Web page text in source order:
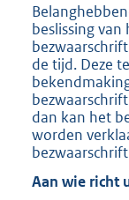
beslissing
de tijd. Deze
dan kan het
worden
Aan wie richt